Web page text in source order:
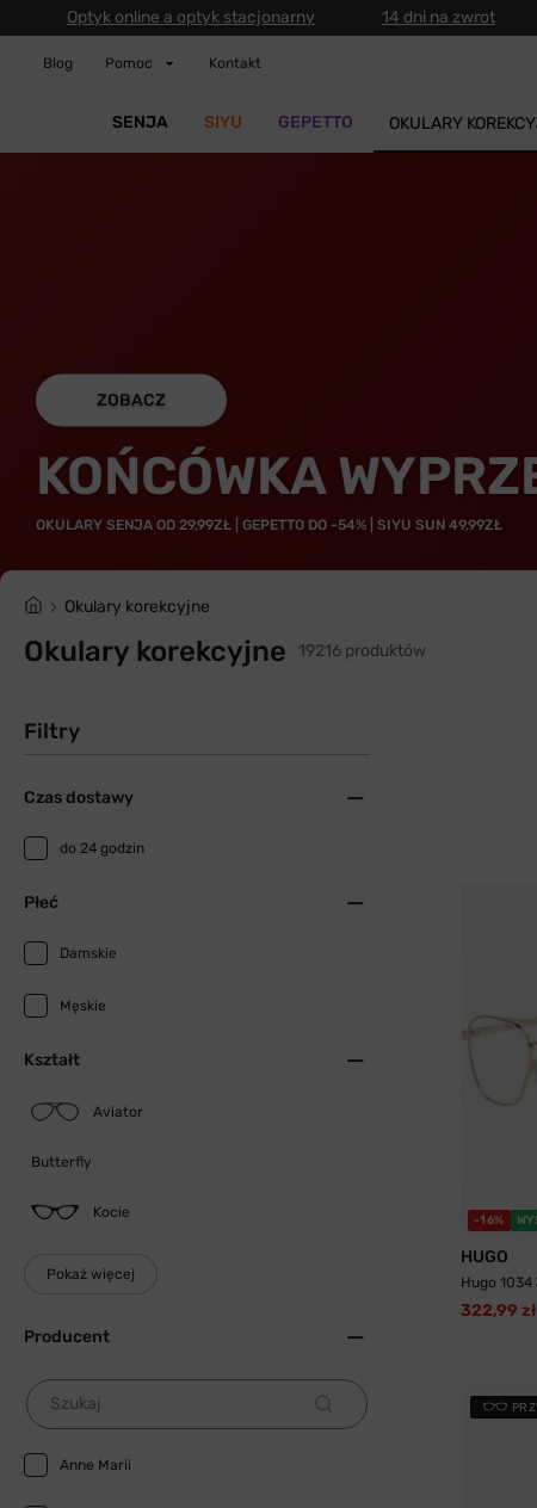
Optyk online a optyk stacjonarny 14 dni na zwrot
Blog Pomoc Kontakt
SENJA SIYU GEPETTO OKULARY
ZOBACZ
KOŃCÓWKA
OKULARY SENJA OD 29,99ZŁ | GEPETTO DO -54% | SIYU SUN 49,99ZŁ
Okulary korekcyjne
Okulary korekcyjne 19216 produktów
Filtry
Czas dostawy
do 24 godzin
Płeć
Damskie
Męskie
Kształt
Aviator
Butterfly
Kocie
Pokaż więcej
Producent
Szukaj
Anne Marii
-16%
HUGO
Hugo 1034
322,99 zł